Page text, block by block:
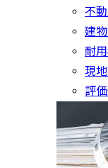
不
建
耐
現
評